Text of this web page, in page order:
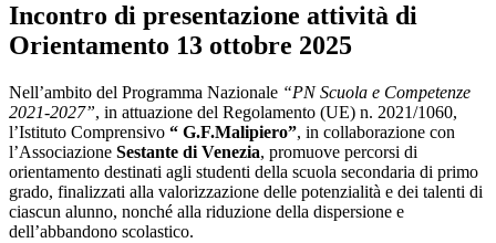
Incontro di presentazione attività di
Orientamento 13 ottobre 2025
Nell’ambito del Programma Nazionale “PN Scuola e Competenze
2021-2027”, in attuazione del Regolamento (UE) n. 2021/1060,
l’Istituto Comprensivo “ G.F.Malipiero”, in collaborazione con
l’Associazione Sestante di Venezia, promuove percorsi di
orientamento destinati agli studenti della scuola secondaria di primo
grado, finalizzati alla valorizzazione delle potenzialità e dei talenti di
ciascun alunno, nonché alla riduzione della dispersione e
dell’abbandono scolastico.